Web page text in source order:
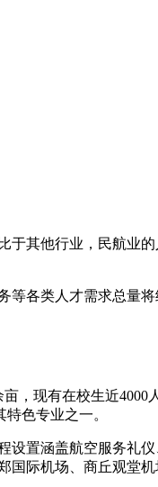
其他行业，民航业
各类人才需求总量将
，现有在校生近4000
色专业之一。
置涵盖航空服务礼
际机场、商丘观堂